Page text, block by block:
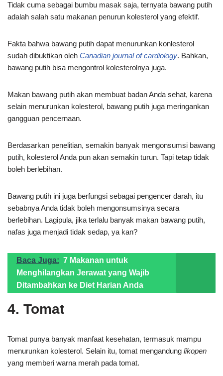
Tidak cuma sebagai bumbu masak saja, ternyata bawang putih
adalah salah satu makanan penurun kolesterol yang efektif.
Fakta bahwa bawang putih dapat menurunkan konlesterol
sudah dibuktikan oleh Canadian journal of cardiology. Bahkan,
bawang putih bisa mengontrol kolesterolnya juga.
Makan bawang putih akan membuat badan Anda sehat, karena
selain menurunkan kolesterol, bawang putih juga meringankan
gangguan pencernaan.
Berdasarkan penelitian, semakin banyak mengonsumsi bawang
putih, kolesterol Anda pun akan semakin turun. Tapi tetap tidak
boleh berlebihan.
Bawang putih ini juga berfungsi sebagai pengencer darah, itu
sebabnya Anda tidak boleh mengonsumsinya secara
berlebihan. Lagipula, jika terlalu banyak makan bawang putih,
nafas juga menjadi tidak sedap, ya kan?
Baca Juga: 7 Makanan untuk
Menghilangkan Jerawat yang Wajib
Ditambahkan ke Diet Harian Anda
4. Tomat
Tomat punya banyak manfaat kesehatan, termasuk mampu
menurunkan kolesterol. Selain itu, tomat mengandung likopen
yang memberi warna merah pada tomat.